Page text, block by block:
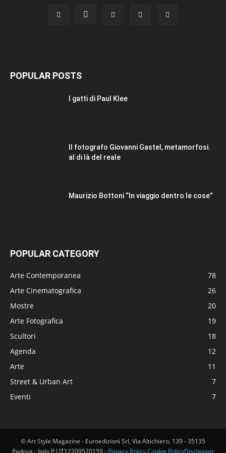
POPULAR POSTS
I gatti di Paul Klee
Il fotografo Giovanni Gastel, metamorfosi.
al di là del reale
Maurizio Bottoni “In viaggio dentro le cose”
POPULAR CATEGORY
Arte Contemporanea
78
Arte Cinematografica
26
Mostre
20
Arte Fotografica
19
Scultori
18
Agenda
12
Arte
11
Street & Urban Art
7
Eventi
7
© Art Style Magazine - Euroedizioni Srl, Via Altichiero, 139 - 35135